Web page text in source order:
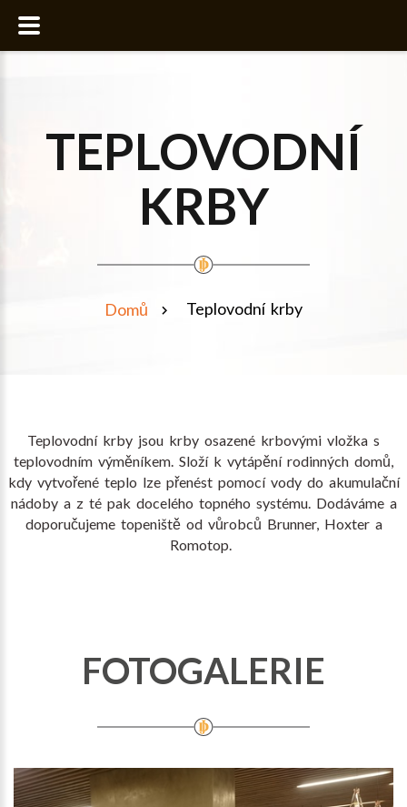
TEPLOVODNÍ
KRBY
Domů Teplovodní krby
Teplovodní krby jsou krby osazené krbovými vložka s
teplovodním výměníkem. Složí k vytápění rodinných domů,
kdy vytvořené teplo lze přenést pomocí vody do akumulační
nádoby a z té pak docelého topného systému. Dodáváme a
doporučujeme topeniště od vůrobců Brunner, Hoxter a
Romotop.
FOTOGALERIE